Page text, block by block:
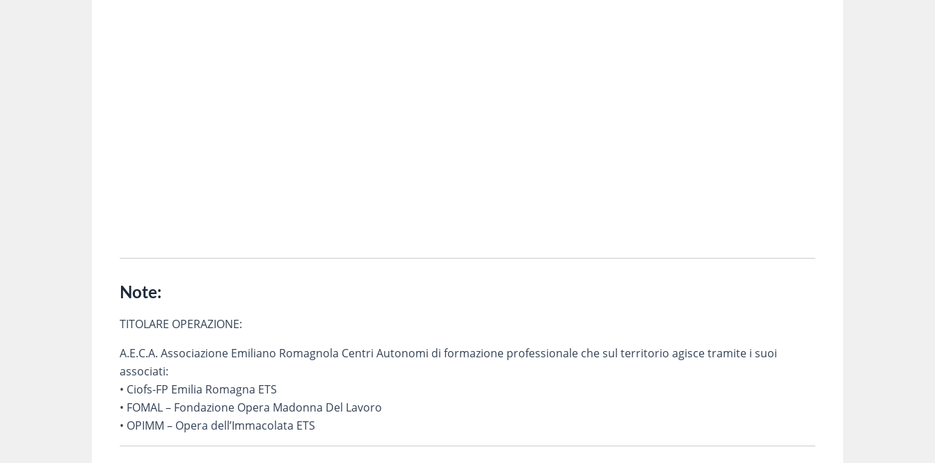
Note:
TITOLARE OPERAZIONE:
A.E.C.A. Associazione Emiliano Romagnola Centri Autonomi di formazione professionale che sul territorio agisce tramite i suoi
associati:
• Ciofs-FP Emilia Romagna ETS
• FOMAL – Fondazione Opera Madonna Del Lavoro
• OPIMM – Opera dell’Immacolata ETS